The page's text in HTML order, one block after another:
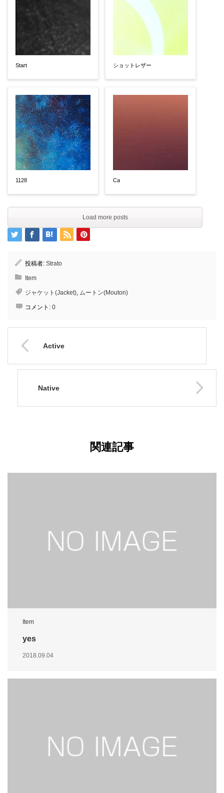
Start
1128
ショットレザー
Ca
Load more posts
投稿者: Strato
Item
ジャケット(Jacket), ムートン(Mouton)
コメント: 0
Active
Native
関連記事
Item
yes
2018.09.04